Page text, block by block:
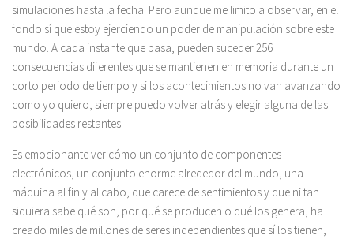
simulaciones hasta la fecha. Pero aunque me limito a observar, en el
fondo sí que estoy ejerciendo un poder de manipulación sobre este
mundo. A cada instante que pasa, pueden suceder 256
consecuencias diferentes que se mantienen en memoria durante un
corto periodo de tiempo y si los acontecimientos no van avanzando
como yo quiero, siempre puedo volver atrás y elegir alguna de las
posibilidades restantes.
Es emocionante ver cómo un conjunto de componentes
electrónicos, un conjunto enorme alrededor del mundo, una
máquina al fin y al cabo, que carece de sentimientos y que ni tan
siquiera sabe qué son, por qué se producen o qué los genera, ha
creado miles de millones de seres independientes que sí los tienen,